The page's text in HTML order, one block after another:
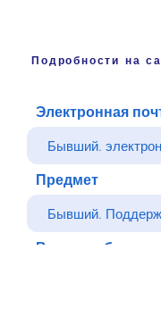
Подробности на
Электронная
Предмет
Ваше сообщение